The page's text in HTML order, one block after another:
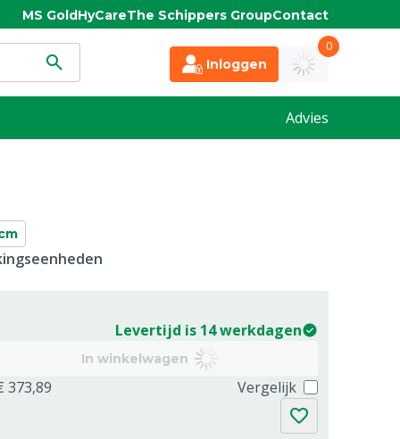
MS GoldHyCareThe Schippers GroupContact
Inloggen
0
Advies
Levertijd is 14 werkdagen
In winkelwagen
373,89 Vergelijk